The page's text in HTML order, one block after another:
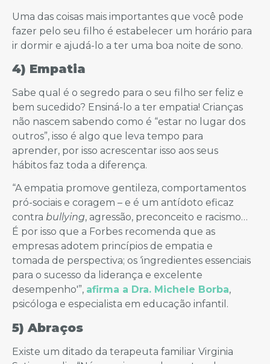
Uma das coisas mais importantes que você pode
fazer pelo seu filho é estabelecer um horário para
ir dormir e ajudá-lo a ter uma boa noite de sono.
4) Empatia
Sabe qual é o segredo para o seu filho ser feliz e
bem sucedido? Ensiná-lo a ter empatia! Crianças
não nascem sabendo como é “estar no lugar dos
outros”, isso é algo que leva tempo para
aprender, por isso acrescentar isso aos seus
hábitos faz toda a diferença.
“A empatia promove gentileza, comportamentos
pró-sociais e coragem – e é um antídoto eficaz
contra bullying, agressão, preconceito e racismo…
É por isso que a Forbes recomenda que as
empresas adotem princípios de empatia e
tomada de perspectiva; os ‘ingredientes essenciais
para o sucesso da liderança e excelente
desempenho'”, afirma a Dra. Michele Borba,
psicóloga e especialista em educação infantil.
5) Abraços
Existe um ditado da terapeuta familiar Virginia